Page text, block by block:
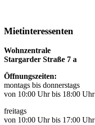
Mietinteressenten
Wohnzentrale
Stargarder Straße 7 a
Öffnungszeiten:
montags bis donnerstags
von 10:00 Uhr bis 18:00 Uhr
freitags
von 10:00 Uhr bis 17:00 Uhr